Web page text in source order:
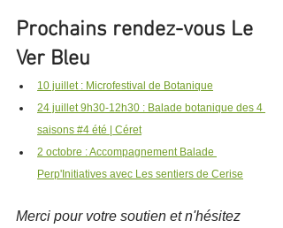
Prochains rendez-vous Le
Ver Bleu
10 juillet : Microfestival de Botanique
24 juillet 9h30-12h30 : Balade botanique des 4
saisons #4 été | Céret
2 octobre : Accompagnement Balade
Perp'Initiatives avec Les sentiers de Cerise
Merci pour votre soutien et n'hésitez